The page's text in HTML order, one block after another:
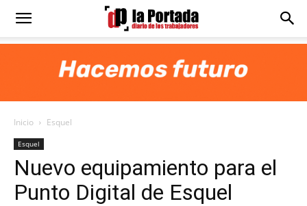
Diario
Portada
Inicio Esquel
Esquel
Nuevo equipamiento para el
Punto Digital de Esquel